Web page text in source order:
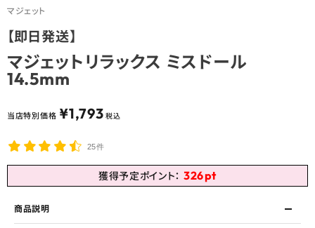
マジェット
【即日発送】
マジェットリラックス ミスドール
14.5mm
当店特別価格 ¥1,793 税込
25件
獲得予定ポイント： 326pt
商品説明